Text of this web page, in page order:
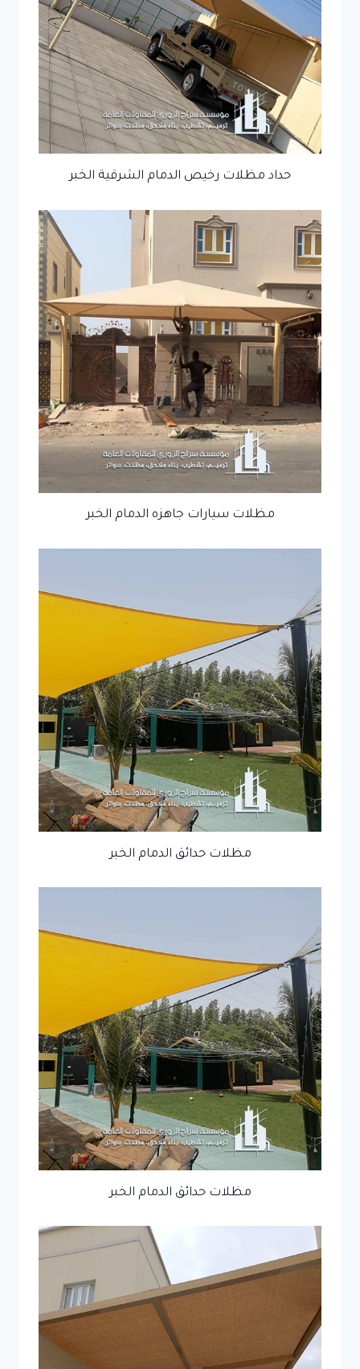
حداد مظلات رخيص الدمام الشرقية الخبر
مظلات سيارات جاهزه الدمام الخبر
مظلات حدائق الدمام الخبر
مظلات حدائق الدمام الخبر